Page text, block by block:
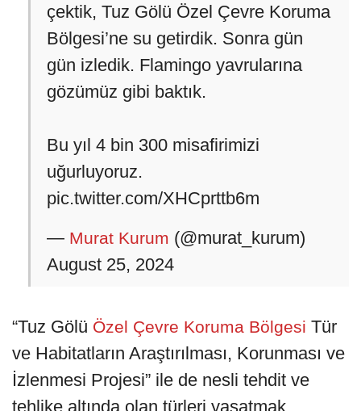
çektik, Tuz Gölü Özel Çevre Koruma
Bölgesi’ne su getirdik. Sonra gün
gün izledik. Flamingo yavrularına
gözümüz gibi baktık.
Bu yıl 4 bin 300 misafirimizi
uğurluyoruz.
pic.twitter.com/XHCprttb6m
— Murat Kurum (@murat_kurum)
August 25, 2024
“Tuz Gölü Özel Çevre Koruma Bölgesi Tür
ve Habitatların Araştırılması, Korunması ve
İzlenmesi Projesi” ile de nesli tehdit ve
tehlike altında olan türleri yaşatmak,